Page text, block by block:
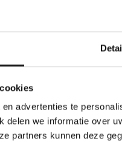
advertenties te
delen we informatie over
partners kunnen deze